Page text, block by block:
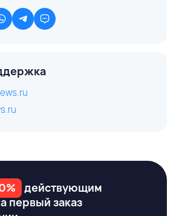
действующим
первый заказ